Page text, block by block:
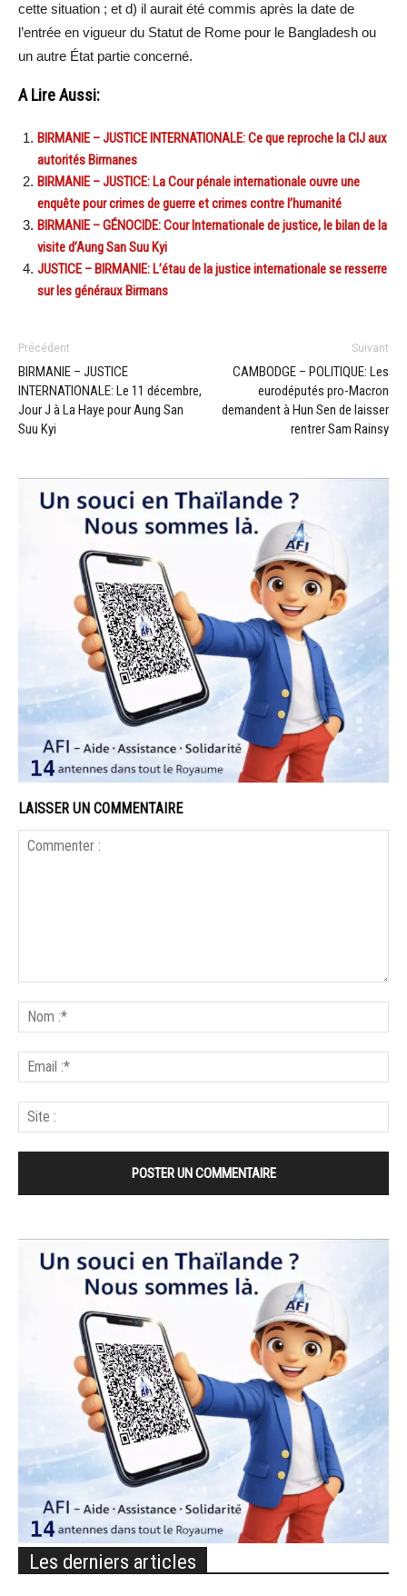
cette situation ; et d) il aurait été commis après la date de
l’entrée en vigueur du Statut de Rome pour le Bangladesh ou
un autre État partie concerné.
A Lire Aussi:
BIRMANIE – JUSTICE INTERNATIONALE: Ce que reproche la CIJ aux
autorités Birmanes
BIRMANIE – JUSTICE: La Cour pénale internationale ouvre une
enquête pour crimes de guerre et crimes contre l’humanité
BIRMANIE – GÉNOCIDE: Cour Internationale de justice, le bilan de la
visite d’Aung San Suu Kyi
JUSTICE – BIRMANIE: L’étau de la justice internationale se resserre
sur les généraux Birmans
Précédent
BIRMANIE – JUSTICE
INTERNATIONALE: Le 11 décembre,
Jour J à La Haye pour Aung San
Suu Kyi
Suivant
CAMBODGE – POLITIQUE: Les
eurodéputés pro-Macron
demandent à Hun Sen de laisser
rentrer Sam Rainsy
LAISSER UN COMMENTAIRE
Les derniers articles